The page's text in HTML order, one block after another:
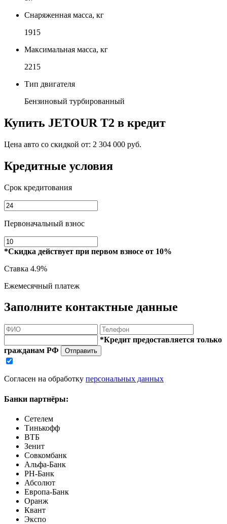
Снаряженная масса, кг
1915
Максимальная масса, кг
2215
Тип двигателя
Бензиновый турбированный
Купить JETOUR T2 в кредит
Цена авто со скидкой от: 2 304 000 руб.
Кредитные условия
Срок кредитования
Первоначальный взнос
*Скидка действует при первом взносе от 10%
Ставка 4.9%
Ежемесячный платеж
Заполните контактные данные
*Кредит предоставляется только
гражданам РФ
Отправить
Согласен на обработку персональных данных
Банки партнёры:
Сетелем
Тинькофф
ВТБ
Зенит
Совкомбанк
Альфа-Банк
РН-Банк
Абсолют
Европа-Банк
Оранж
Квант
Экспо